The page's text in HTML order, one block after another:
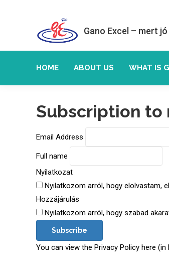
Gano Excel – mert
HOME ABOUT US WHAT IS
Subscription
Email Address
Full name
Nyilatkozat
Nyilatkozom arról, hogy elolvastam,
Hozzájárulás
Nyilatkozom arról, hogy szabad
Subscribe
You can view the Privacy Policy here (in